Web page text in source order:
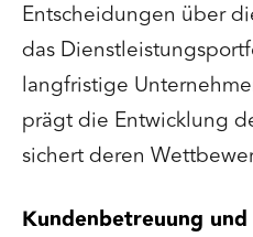
Entscheidungen über
das
langfristige
prägt die Entwicklung
sichert deren
Kundenbetreuung und